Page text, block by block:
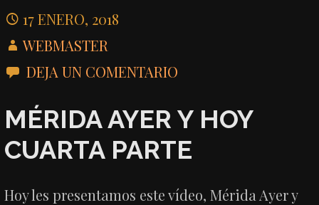
17 ENERO, 2018
WEBMASTER
DEJA UN COMENTARIO
MÉRIDA AYER Y HOY
CUARTA PARTE
Hoy les presentamos este vídeo, Mérida Ayer y